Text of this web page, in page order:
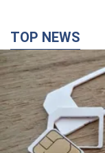
TOP NEWS